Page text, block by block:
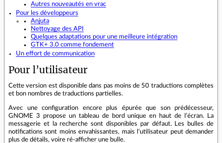
Autres nouveautés en vrac
Pour les développeurs
Anjuta
Nettoyage des API
Quelques adaptations pour une meilleure intégration
GTK+ 3.0 comme fondement
Un effort de communication
Pour l’utilisateur
Cette version est disponible dans pas moins de 50 traductions complètes
et bon nombres de traductions partielles.
Avec une configuration encore plus épurée que son prédécesseur,
GNOME 3 propose un tableau de bord unique en haut de l’écran. La
messagerie et la recherche sont disponibles par défaut. Les bulles de
notifications sont moins envahissantes, mais l’utilisateur peut demander
plus de détails, voire ré-afficher une bulle.